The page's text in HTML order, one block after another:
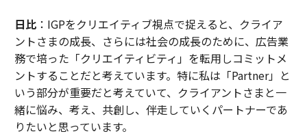
日比：IGPをクリエイティブ視点で捉えると、クライア
ントさまの成長、さらには社会の成長のために、広告業
務で培った「クリエイティビティ」を転用しコミットメ
ントすることだと考えています。特に私は「Partner」と
いう部分が重要だと考えていて、クライアントさまと一
緒に悩み、考え、共創し、伴走していくパートナーであ
りたいと思っています。